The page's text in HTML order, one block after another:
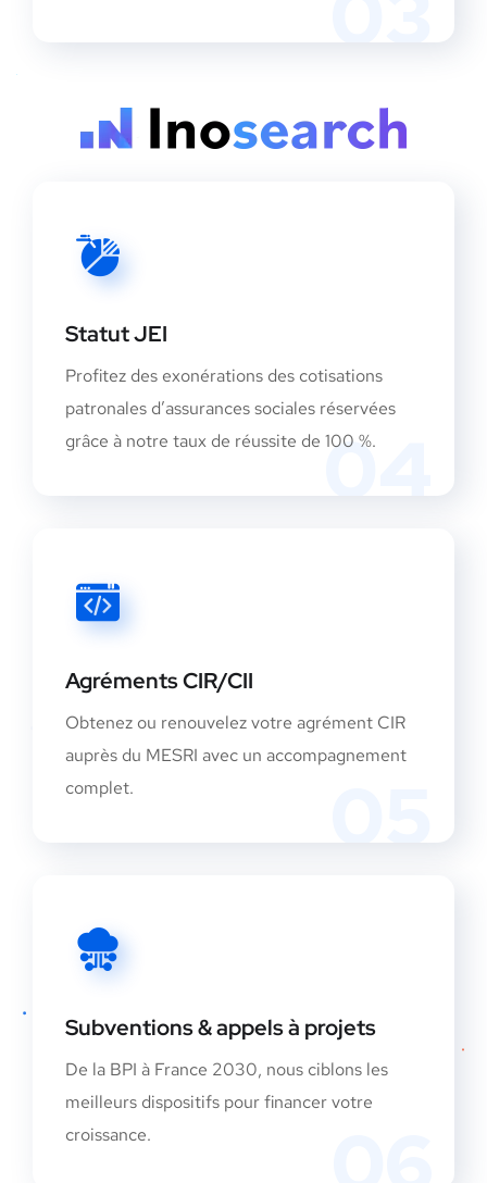
04
Statut JEI
Profitez des exonérations des cotisations
patronales d’assurances sociales réservées
grâce à notre taux de réussite de 100 %.
Agréments CIR/CII
Obtenez ou renouvelez votre agrément CIR
auprès du MESRI avec un accompagnement
complet.
Subventions & appels à projets
De la BPI à France 2030, nous ciblons les
meilleurs dispositifs pour financer votre
croissance.